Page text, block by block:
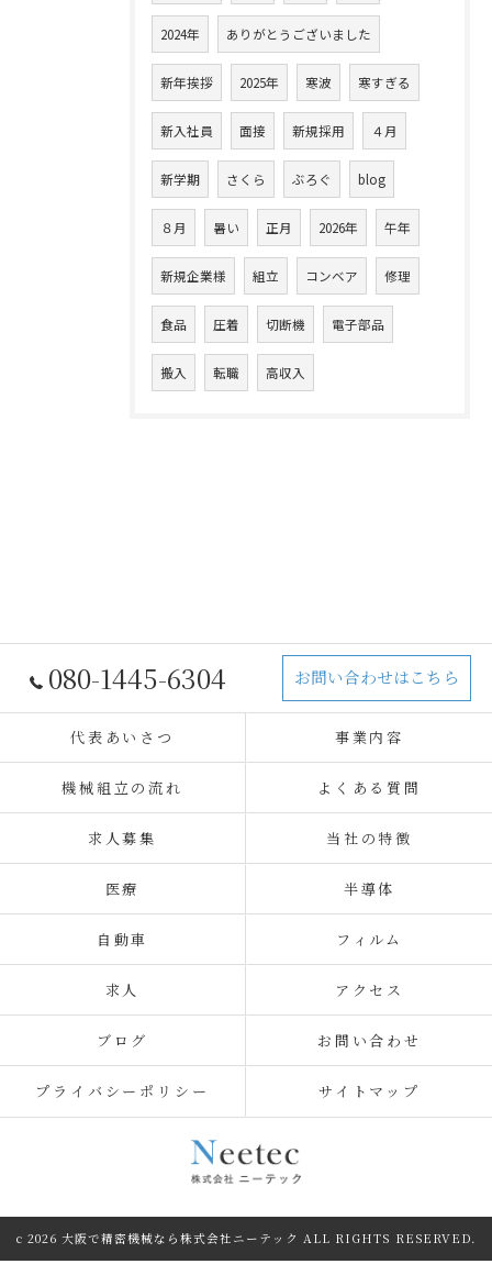
2024年 ありがとうございました
新年挨拶 2025年 寒波 寒すぎる
新入社員 面接 新規採用 ４月
新学期 さくら ぶろぐ blog
８月 暑い 正月 2026年 午年
新規企業様 組立 コンベア 修理
食品 圧着 切断機 電子部品
搬入 転職 高収入
080-1445-6304 お問い合わせはこちら
代表あいさつ 事業内容
機械組立の流れ よくある質問
求人募集 当社の特徴
医療 半導体
自動車 フィルム
求人 アクセス
ブログ お問い合わせ
プライバシーポリシー サイトマップ
c 2026 大阪で精密機械なら株式会社ニーテック ALL RIGHTS RESERVED.